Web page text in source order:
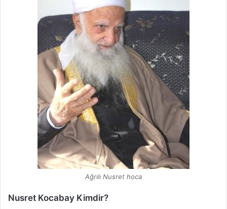
Ağrılı Nusret hoca
Nusret Kocabay Kimdir?